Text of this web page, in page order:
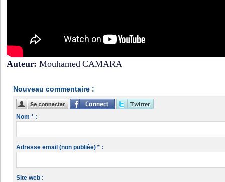
Auteur: Mouhamed CAMARA
Nouveau commentaire :
Nom * :
Adresse email (non publiée) * :
Site web :